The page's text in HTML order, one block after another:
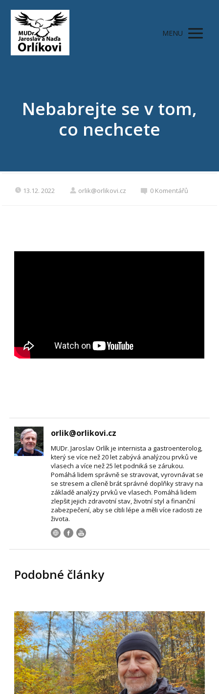
MENU
Nebabrejte se v tom,
co nechcete
13.12. 2022 orlik@orlikovi.cz 0 Komentářů
orlik@orlikovi.cz
MUDr. Jaroslav Orlík je internista a gastroenterolog,
který se více než 20 let zabývá analýzou prvků ve
vlasech a více než 25 let podniká se zárukou.
Pomáhá lidem správně se stravovat, vyrovnávat se
se stresem a cíleně brát správné doplňky stravy na
základě analýzy prvků ve vlasech. Pomáhá lidem
zlepšit jejich zdravotní stav, životní styl a finanční
zabezpečení, aby se cítili lépe a měli více radosti ze
života.
Podobné články